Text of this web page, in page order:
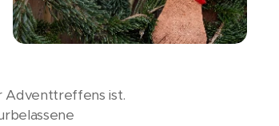
Adventtreffens ist.